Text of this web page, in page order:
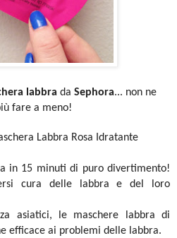
labbra da Sephora... non ne
fare a meno!
Labbra Rosa Idratante
in 15 minuti di puro divertimento!
cura delle labbra e del loro
asiatici, le maschere labbra di
efficace ai problemi delle labbra.